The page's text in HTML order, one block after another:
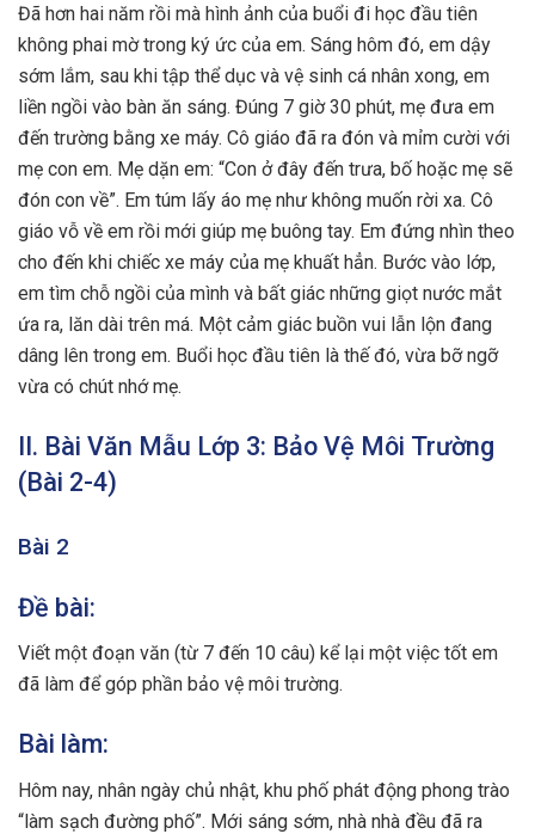
Đã hơn hai năm rồi mà hình ảnh của buổi đi học đầu tiên
không phai mờ trong ký ức của em. Sáng hôm đó, em dậy
sớm lắm, sau khi tập thể dục và vệ sinh cá nhân xong, em
liền ngồi vào bàn ăn sáng. Đúng 7 giờ 30 phút, mẹ đưa em
đến trường bằng xe máy. Cô giáo đã ra đón và mỉm cười với
mẹ con em. Mẹ dặn em: “Con ở đây đến trưa, bố hoặc mẹ sẽ
đón con về”. Em túm lấy áo mẹ như không muốn rời xa. Cô
giáo vỗ về em rồi mới giúp mẹ buông tay. Em đứng nhìn theo
cho đến khi chiếc xe máy của mẹ khuất hẳn. Bước vào lớp,
em tìm chỗ ngồi của mình và bất giác những giọt nước mắt
ứa ra, lăn dài trên má. Một cảm giác buồn vui lẫn lộn đang
dâng lên trong em. Buổi học đầu tiên là thế đó, vừa bỡ ngỡ
vừa có chút nhớ mẹ.
II. Bài Văn Mẫu Lớp 3: Bảo Vệ Môi Trường
(Bài 2-4)
Bài 2
Đề bài:
Viết một đoạn văn (từ 7 đến 10 câu) kể lại một việc tốt em
đã làm để góp phần bảo vệ môi trường.
Bài làm:
Hôm nay, nhân ngày chủ nhật, khu phố phát động phong trào
“làm sạch đường phố”. Mới sáng sớm, nhà nhà đều đã ra